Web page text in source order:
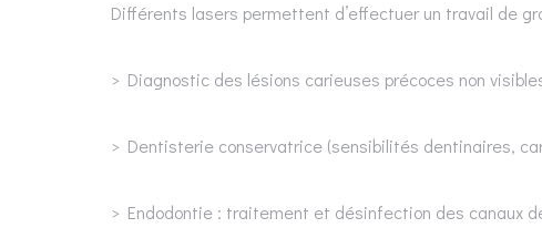
Différents lasers permettent d’effectuer un travail de
> Diagnostic des lésions carieuses précoces non
> Dentisterie conservatrice (sensibilités dentinaires,
> Endodontie : traitement et désinfection des canaux